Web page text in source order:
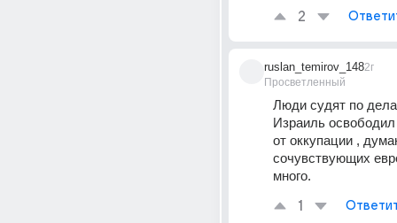
2
ruslan_temirov_148
Просветленный
2г
Люди судят по
Израиль
от оккупации ,
сочувствующих
много.
1